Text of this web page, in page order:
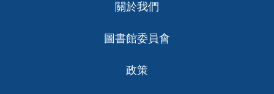
關於我們
圖書館委員會
政策